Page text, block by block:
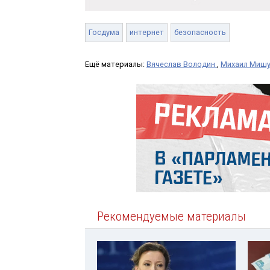
Госдума интернет безопасность
Ещё материалы: Вячеслав Володин Михаил
Рекомендуемые материалы